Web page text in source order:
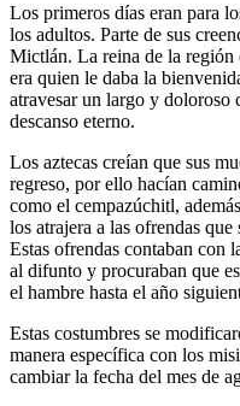
Los primeros días eran para
los adultos. Parte de sus
Mictlán. La reina de la región
era quien le daba la
atravesar un largo y doloroso
descanso eterno.
Los aztecas creían que sus
regreso, por ello hacían
como el cempazúchitl,
los atrajera a las ofrendas que
Estas ofrendas contaban con
al difunto y procuraban que
el hambre hasta el año
Estas costumbres se
manera específica con los
cambiar la fecha del mes de